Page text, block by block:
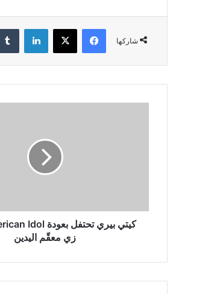
شاركها
فيسبوك ‫X لينكدإن
معقّم
اليدين
زي معقّم اليدين